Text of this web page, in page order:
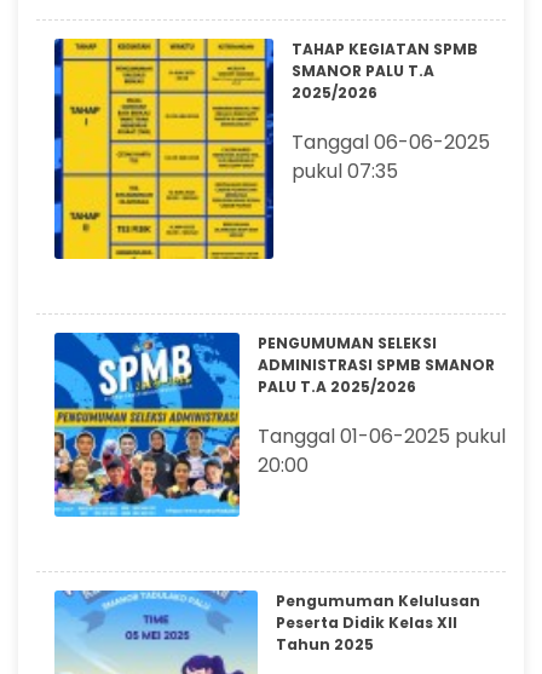
TAHAP KEGIATAN SPMB
SMANOR PALU T.A
2025/2026
Tanggal 06-06-2025
pukul 07:35
PENGUMUMAN SELEKSI
ADMINISTRASI SPMB SMANOR
PALU T.A 2025/2026
Tanggal 01-06-2025 pukul
20:00
Pengumuman Kelulusan
Peserta Didik Kelas XII
Tahun 2025